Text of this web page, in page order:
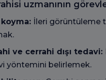
uzmanının
koyma: İleri görüntüleme
ve cerrahi dışı tedavi:
yöntemini belirlemek.